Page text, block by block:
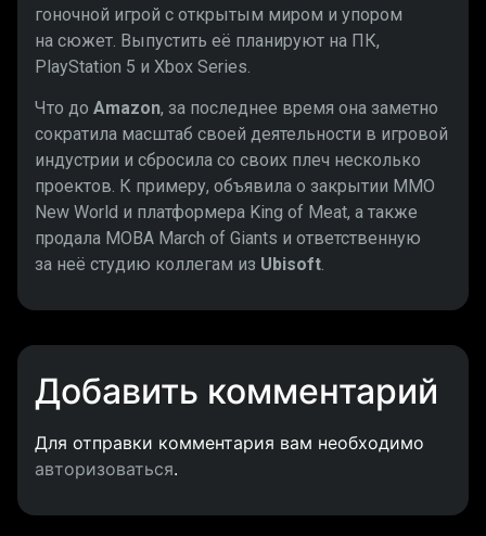
гоночной игрой с открытым миром и упором
на сюжет. Выпустить её планируют на ПК,
PlayStation 5 и Xbox Series.
Что до Amazon, за последнее время она заметно
сократила масштаб своей деятельности в игровой
индустрии и сбросила со своих плеч несколько
проектов. К примеру, объявила о закрытии MMO
New World и платформера King of Meat, а также
продала MOBA March of Giants и ответственную
за неё студию коллегам из Ubisoft.
Добавить комментарий
Для отправки комментария вам необходимо
авторизоваться.